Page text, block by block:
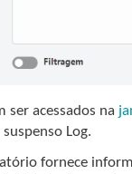
ser acessados na
Log.
fornece